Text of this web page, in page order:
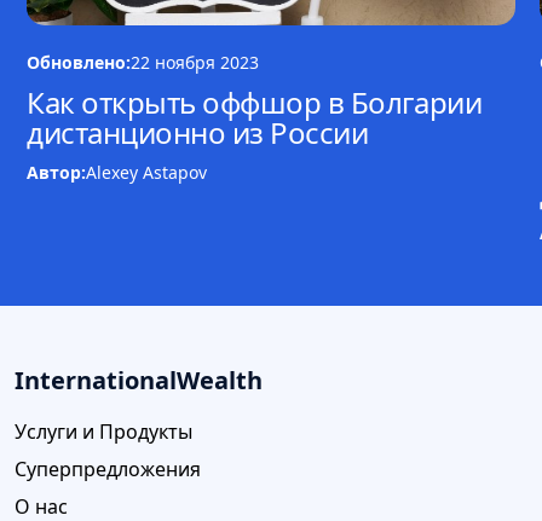
Обновлено:22 ноября 2023
Как открыть оффшор в Болгарии
дистанционно из России
Автор:Alexey Astapov
InternationalWealth
Услуги и Продукты
Суперпредложения
О нас